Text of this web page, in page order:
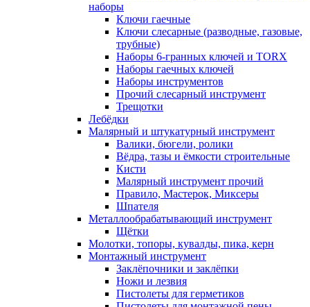
наборы
Ключи гаечные
Ключи слесарные (разводные, газовые,
трубные)
Наборы 6-гранных ключей и TORX
Наборы гаечных ключей
Наборы инструментов
Прочий слесарный инструмент
Трещотки
Лебёдки
Малярный и штукатурный инструмент
Валики, бюгели, ролики
Вёдра, тазы и ёмкости строительные
Кисти
Малярный инструмент прочий
Правило, Мастерок, Миксеры
Шпателя
Металлообрабатывающий инструмент
Щётки
Молотки, топоры, кувалды, пика, керн
Монтажный инструмент
Заклёпочники и заклёпки
Ножи и лезвия
Пистолеты для герметиков